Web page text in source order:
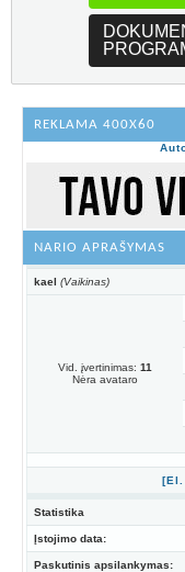
REKLAMA 400X60
NARIO APRAŠYMAS
kael (Vaikinas)
Vid. įvertinimas: 11
Nėra avataro
[El.
Statistika
Įstojimo data:
Paskutinis apsilankymas: